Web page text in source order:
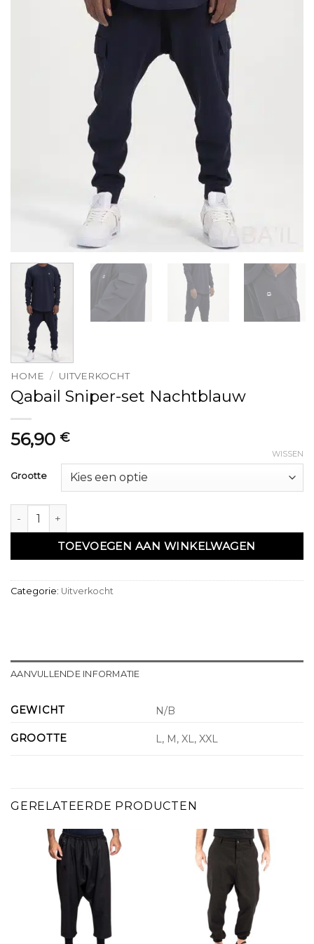
HOME / UITVERKOCHT
Qabail Sniper-set Nachtblauw
56,90 €
Grootte
WISSEN
Ensemble qabail Sniper Bleu nuit aantal
TOEVOEGEN AAN WINKELWAGEN
Categorie: Uitverkocht
AANVULLENDE INFORMATIE
GEWICHT N/B
GROOTTE L, M, XL, XXL
GERELATEERDE PRODUCTEN